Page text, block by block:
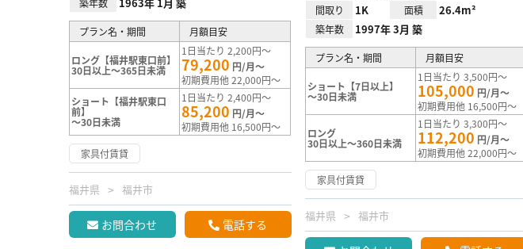
築年数
プラン名・期間 月額目安
ロング【福井駅東口前】
30日以上～365日未満
1日当たり 2,200円～
79,200 円/月～
初期費用他 22,000円～
ショート【福井駅東口
前】
～30日未満
1日当たり 2,400円～
85,200 円/月～
初期費用他 16,500円～
家具付賃貸
福井県 福井市
お問合わせ 電話する
間取り 1K 面積 26.4m²
築年数 1997年 3月 築
プラン名・期間 月額目安
ショート【7日以上】
～30日未満
1日当たり 3,500円～
105,000 円/月～
初期費用他 16,500円～
ロング
30日以上～360日未満
1日当たり 3,300円～
112,200 円/月～
初期費用他 22,000円～
家具付賃貸
福井県 福井市